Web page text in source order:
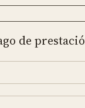
de